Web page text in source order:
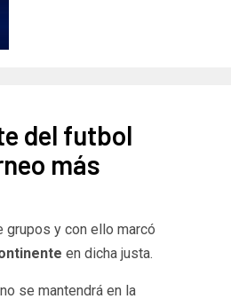
del futbol
más
grupos y con ello marcó
en dicha justa.
se mantendrá en la